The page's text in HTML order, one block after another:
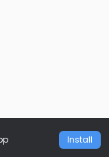
Install